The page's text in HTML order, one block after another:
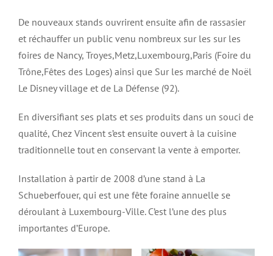
De nouveaux stands ouvrirent ensuite afin de rassasier
et réchauffer un public venu nombreux sur les sur les
foires de Nancy, Troyes,Metz,Luxembourg,Paris (Foire du
Trône,Fêtes des Loges) ainsi que Sur les marché de Noël
Le Disney village et de La Défense (92).
En diversifiant ses plats et ses produits dans un souci de
qualité, Chez Vincent s’est ensuite ouvert à la cuisine
traditionnelle tout en conservant la vente à emporter.
Installation à partir de 2008 d’une stand à La
Schueberfouer, qui est une fête foraine annuelle se
déroulant à Luxembourg-Ville. C’est l’une des plus
importantes d’Europe.